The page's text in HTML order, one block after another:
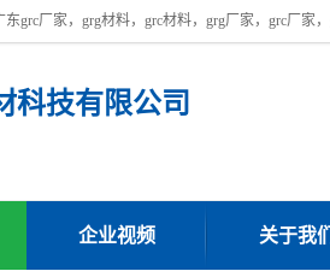
科技有限公司
企业视频 关于我们